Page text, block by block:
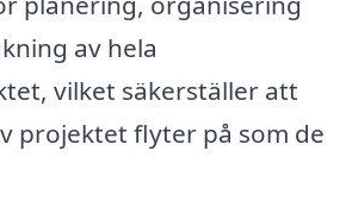
av hela
vilket säkerställer att
projektet flyter på som de